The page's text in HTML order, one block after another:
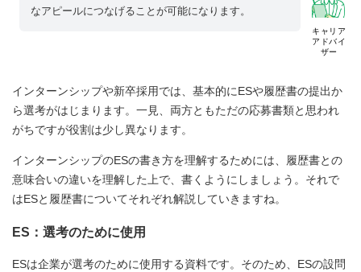
キャリア
アドバイ
ザー
なアピールにつなげることが可能になります。
インターンシップや新卒採用では、基本的にESや履歴書の提出か
ら選考がはじまります。一見、両方ともただの応募書類と思われ
がちですが役割は少し異なります。
インターンシップのESの書き方を理解するためには、履歴書との
意味合いの違いを理解した上で、書くようにしましょう。それで
はESと履歴書についてそれぞれ解説していきますね。
ES：選考のために使用
ESは企業が選考のために使用する資料です。そのため、ESの設問